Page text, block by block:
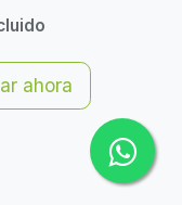
ahora